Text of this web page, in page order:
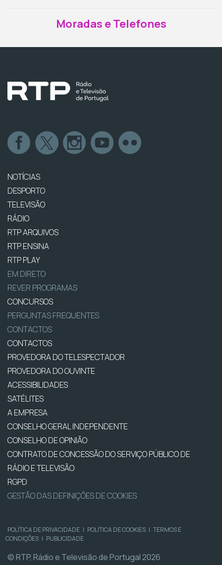
Moradas e Telefones
NOTÍCIAS
DESPORTO
TELEVISÃO
RÁDIO
RTP ARQUIVOS
RTP ENSINA
RTP PLAY
EM DIRETO
REVER PROGRAMAS
CONCURSOS
PERGUNTAS FREQUENTES
CONTACTOS
CONTACTOS
PROVEDORA DO TELESPECTADOR
PROVEDORA DO OUVINTE
ACESSIBILIDADES
SATÉLITES
A EMPRESA
CONSELHO GERAL INDEPENDENTE
CONSELHO DE OPINIÃO
CONTRATO DE CONCESSÃO DO SERVIÇO PÚBLICO DE
RÁDIO E TELEVISÃO
RGPD
GESTÃO DAS DEFINIÇÕES DE COOKIES
POLÍTICA DE PRIVACIDADE | POLÍTICA DE COOKIES | TERMOS E
CONDIÇÕES | PUBLICIDADE
© RTP, Rádio e Televisão de Portugal 2026